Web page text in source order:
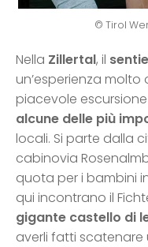
© Tirol
Nella Zillertal, il
un’esperienza
piacevole
alcune delle più
locali. Si parte dalla
cabinovia
quota per i bambini
qui incontrano il
gigante castello di
averli fatti scatenare